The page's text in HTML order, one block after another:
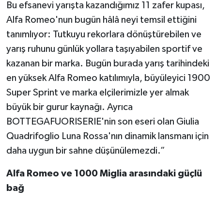
Bu efsanevi yarışta kazandığımız 11 zafer kupası,
Alfa Romeo'nun bugün hâlâ neyi temsil ettiğini
tanımlıyor: Tutkuyu rekorlara dönüştürebilen ve
yarış ruhunu günlük yollara taşıyabilen sportif ve
kazanan bir marka. Bugün burada yarış tarihindeki
en yüksek Alfa Romeo katılımıyla, büyüleyici 1900
Super Sprint ve marka elçilerimizle yer almak
büyük bir gurur kaynağı. Ayrıca
BOTTEGAFUORISERIE'nin son eseri olan Giulia
Quadrifoglio Luna Rossa'nın dinamik lansmanı için
daha uygun bir sahne düşünülemezdi.”
Alfa Romeo ve 1000 Miglia arasındaki güçlü
bağ